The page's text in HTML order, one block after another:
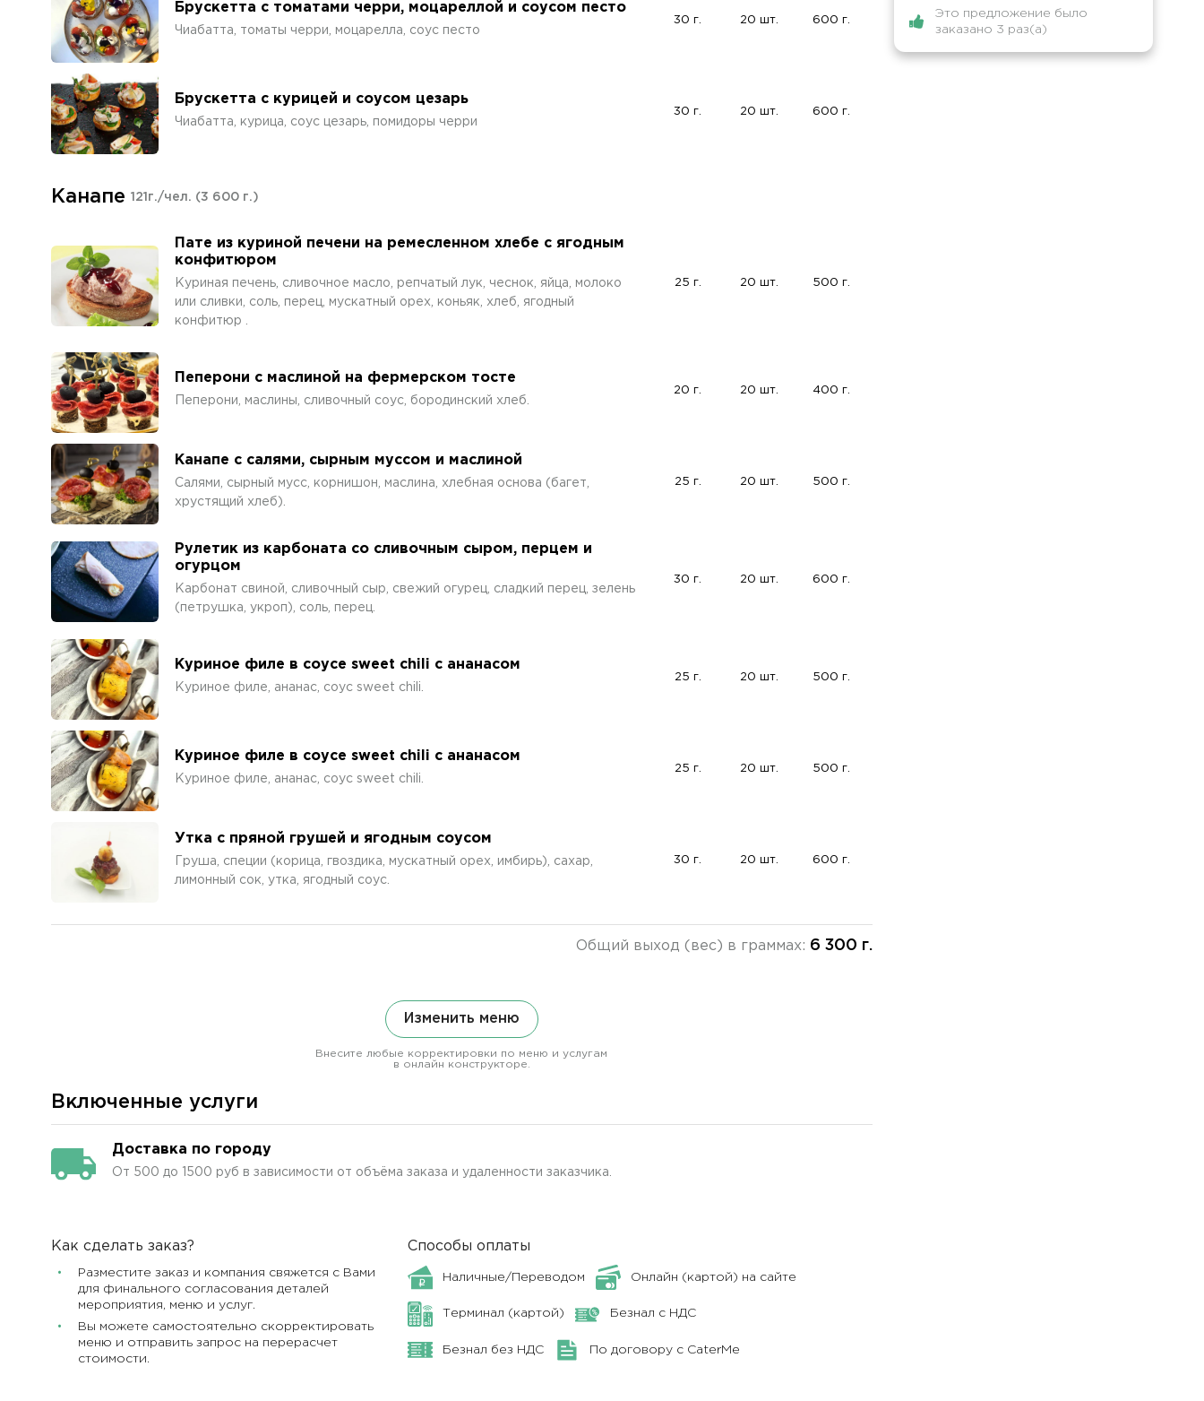
Брускетта с томатами черри, моцареллой и соусом песто
Чиабатта, томаты черри, моцарелла, соус песто
30 г. 20 шт. 600 г.
Брускетта с курицей и соусом цезарь
Чиабатта, курица, соус цезарь, помидоры черри
30 г. 20 шт. 600 г.
Канапе 121г./чел. (3 600 г.)
Пате из куриной печени на ремесленном хлебе с ягодным
конфитюром
Куриная печень, сливочное масло, репчатый лук, чеснок, яйца, молоко
или сливки, соль, перец, мускатный орех, коньяк, хлеб, ягодный
конфитюр .
25 г. 20 шт. 500 г.
Пеперони с маслиной на фермерском тосте
Пеперони, маслины, сливочный соус, бородинский хлеб.
20 г. 20 шт. 400 г.
Канапе с салями, сырным муссом и маслиной
Салями, сырный мусс, корнишон, маслина, хлебная основа (багет,
хрустящий хлеб).
25 г. 20 шт. 500 г.
Рулетик из карбоната со сливочным сыром, перцем и
огурцом
Карбонат свиной, сливочный сыр, свежий огурец, сладкий перец, зелень
(петрушка, укроп), соль, перец.
30 г. 20 шт. 600 г.
Куриное филе в соусе sweet chili с ананасом
Куриное филе, ананас, соус sweet chili.
25 г. 20 шт. 500 г.
Куриное филе в соусе sweet chili с ананасом
Куриное филе, ананас, соус sweet chili.
25 г. 20 шт. 500 г.
Утка с пряной грушей и ягодным соусом
Груша, специи (корица, гвоздика, мускатный орех, имбирь), сахар,
лимонный сок, утка, ягодный соус.
30 г. 20 шт. 600 г.
Общий выход (вес) в граммах: 6 300 г.
Изменить меню
Внесите любые корректировки по меню и услугам
в онлайн конструкторе.
Включенные услуги
Доставка по городу
От 500 до 1500 руб в зависимости от объёма заказа и удаленности заказчика.
Как сделать заказ?
Разместите заказ и компания свяжется с Вами
для финального согласования деталей
мероприятия, меню и услуг.
Вы можете самостоятельно скорректировать
меню и отправить запрос на перерасчет
стоимости.
Способы оплаты
Наличные/Переводом Онлайн (картой) на сайте
Терминал (картой) Безнал с НДС
Безнал без НДС По договору с CaterMe
Это предложение было
заказано 3 раз(а)